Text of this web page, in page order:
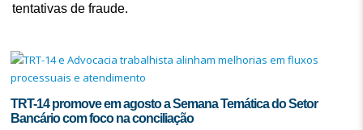
tentativas de fraude.
TRT-14 promove em agosto a Semana Temática do Setor
Bancário com foco na conciliação